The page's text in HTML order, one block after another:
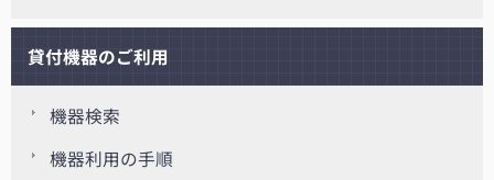
貸付機器のご利用
機器検索
機器利用の手順